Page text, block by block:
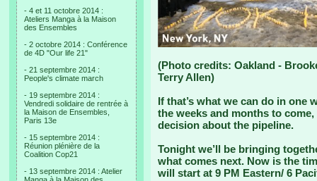
- 4 et 11 octobre 2014 :
Ateliers Manga à la Maison
des Ensembles
- 2 octobre 2014 : Conférence
de 4D "Our life 21"
- 21 septembre 2014 :
People's climate march
- 19 septembre 2014 :
Vendredi solidaire de rentrée à
la Maison de Ensembles,
Paris 13e
- 15 septembre 2014 :
Réunion plénière de la
Coalition Cop21
- 13 septembre 2014 : Atelier
(Photo credits: Oakland -
Terry Allen)
If that’s what we can do in one
the weeks and months to
decision about the pipeline.
Tonight we’ll be bringing
what comes next. Now is the
will start at 9 PM Eastern/ 6